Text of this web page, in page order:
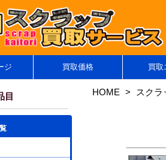
ジ 買取価格 買取
HOME スクラ
目